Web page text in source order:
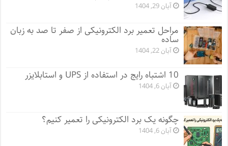
آبان 29, 1404
مراحل تعمیر برد الکترونیکی از صفر تا صد به زبان
ساده
آبان 22, 1404
10 اشتباه رایج در استفاده از UPS و استابلایزر
آبان 6, 1404
چگونه یک برد الکترونیکی را تعمیر کنیم؟
آبان 6, 1404